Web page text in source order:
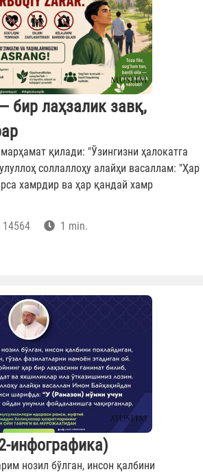
бир лаҳзалик завқ,
қилади: "Ўзингизни ҳалокатга
соллаллоҳу алайҳи васаллам: "Ҳар
хамрдир ва ҳар қандай хамр
14564 1 min.
инфографика)
нозил бўлган, инсон қалбини